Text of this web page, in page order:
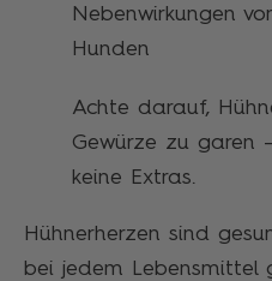
Achte darauf,
Gewürze zu garen
keine Extras.
Hühnerherzen sind
bei jedem Lebensmittel